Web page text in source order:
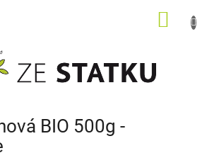
BIO 500g -